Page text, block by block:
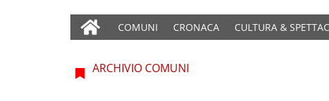
COMUNI CRONACA CULTURA &
ARCHIVIO COMUNI